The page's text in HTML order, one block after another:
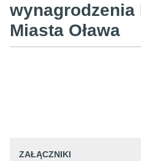
wynagrodzenia
Miasta Oława
ZAŁĄCZNIKI